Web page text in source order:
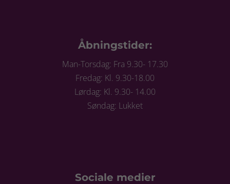
Åbningstider:
Man-Torsdag: Fra 9.30- 17.30
Fredag: Kl. 9.30-18.00
Lørdag: Kl. 9.30- 14.00
Søndag: Lukket
Sociale medier